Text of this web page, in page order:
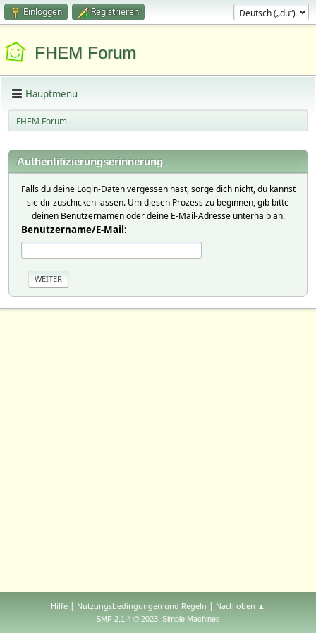
Einloggen Registrieren
FHEM Forum
Hauptmenü
FHEM Forum
Authentifizierungserinnerung
Falls du deine Login-Daten vergessen hast, sorge dich nicht, du kannst
sie dir zuschicken lassen. Um diesen Prozess zu beginnen, gib bitte
deinen Benutzernamen oder deine E-Mail-Adresse unterhalb an.
Benutzername/E-Mail:
Hilfe | Nutzungsbedingungen und Regeln | Nach oben ▲
SMF 2.1.4 © 2023, Simple Machines